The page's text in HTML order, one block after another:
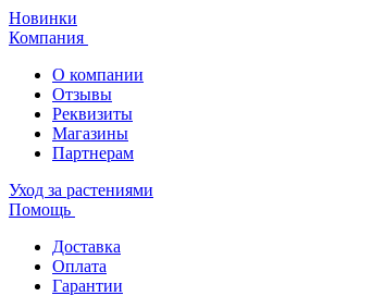
Новинки
Компания
О компании
Отзывы
Реквизиты
Магазины
Партнерам
Уход за растениями
Помощь
Доставка
Оплата
Гарантии